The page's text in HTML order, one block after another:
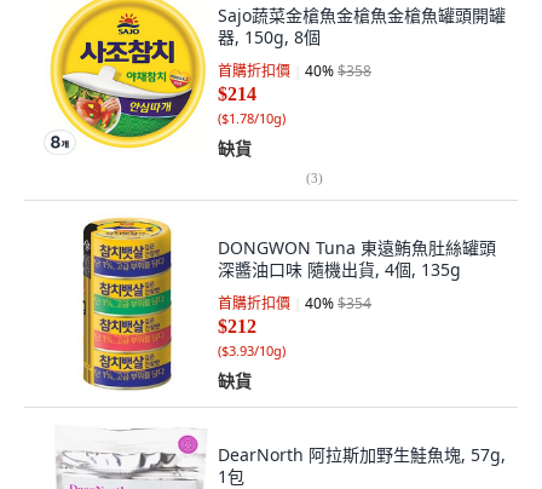
Sajo蔬菜金槍魚金槍魚金槍魚罐頭開罐
器, 150g, 8個
首購折扣價 40%$358
$214
($1.78/10g)
缺貨
(3)
DONGWON Tuna 東遠鮪魚肚絲罐頭
深醬油口味 隨機出貨, 4個, 135g
首購折扣價 40%$354
$212
($3.93/10g)
缺貨
DearNorth 阿拉斯加野生鮭魚塊, 57g,
1包